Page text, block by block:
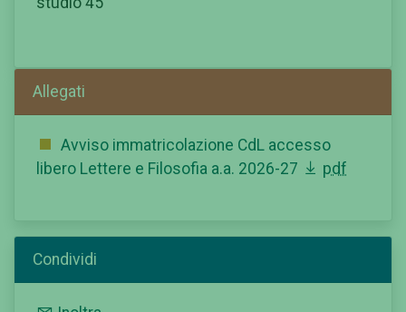
Allegati
Avviso immatricolazione CdL accesso
libero Lettere e Filosofia a.a. 2026-27
pdf
Condividi